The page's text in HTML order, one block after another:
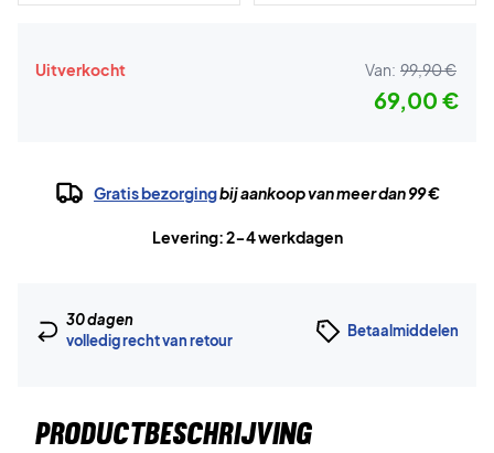
Uitverkocht Van: 99,90 €
69,00 €
Gratis bezorgingbij aankoop van meer dan 99 €
Levering: 2-4 werkdagen
30 dagen
volledig recht van retour
Betaalmiddelen
PRODUCTBESCHRIJVING